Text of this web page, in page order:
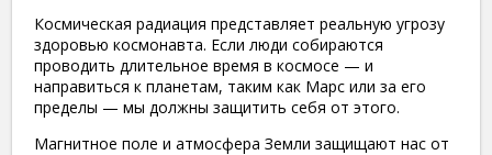
Космическая радиация представляет реальную угрозу
здоровью космонавта. Если люди собираются
проводить длительное время в космосе — и
направиться к планетам, таким как Марс или за его
пределы — мы должны защитить себя от этого.
Магнитное поле и атмосфера Земли защищают нас от